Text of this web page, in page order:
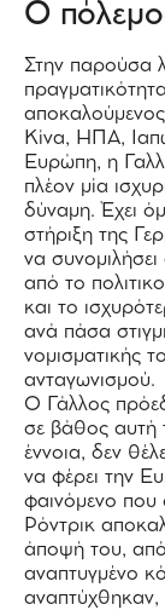
Ο
Στην παρούσα
Κίνα, ΗΠΑ,
Ευρώπη, η
πλέον μία
δύναμη. Έχει
στήριξη της
να
από το
και το
ανά πάσα
νομισματικής
ανταγωνισμού.
Ο Γάλλος
σε βάθος αυτή
έννοια, δεν
να φέρει την
φαινόμενο που
Ρόντρικ
άποψή του,
αναπτυγμένο
αναπτύχθηκαν,